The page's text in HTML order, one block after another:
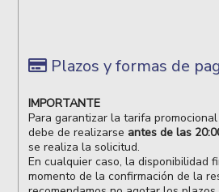
Plazos y formas de
IMPORTANTE
Para garantizar la tarifa
debe de realizarse antes de las
se realiza la solicitud.
En cualquier caso, la disponibilidad
momento de la confirmación de la